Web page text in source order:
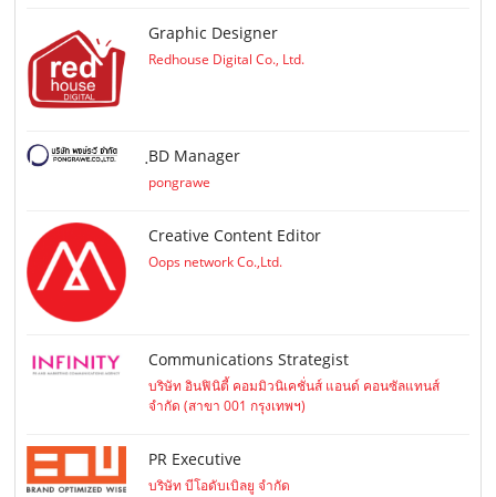
Graphic Designer
Redhouse Digital Co., Ltd.
ฺBD Manager
pongrawe
Creative Content Editor
Oops network Co.,Ltd.
Communications Strategist
บริษัท อินฟินิตี้ คอมมิวนิเคชั่นส์ แอนด์ คอนซัลแทนส์
จำกัด (สาขา 001 กรุงเทพฯ)
PR Executive
บริษัท บีโอดับเบิลยู จำกัด